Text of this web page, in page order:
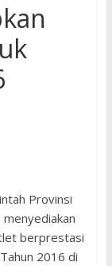
Provinsi
berprestasi
2016 di